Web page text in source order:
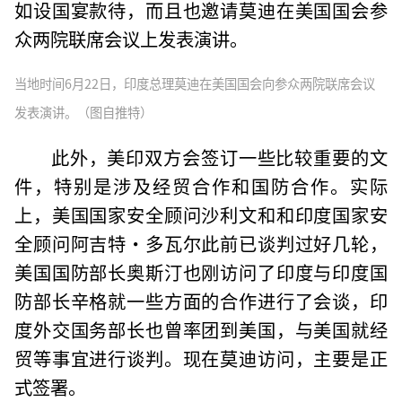
如设国宴款待，而且也邀请莫迪在美国国会参
众两院联席会议上发表演讲。
当地时间6月22日，印度总理莫迪在美国国会向参众两院联席会议
发表演讲。（图自推特）
此外，美印双方会签订一些比较重要的文
件，特别是涉及经贸合作和国防合作。实际
上，美国国家安全顾问沙利文和和印度国家安
全顾问阿吉特·多瓦尔此前已谈判过好几轮，
美国国防部长奥斯汀也刚访问了印度与印度国
防部长辛格就一些方面的合作进行了会谈，印
度外交国务部长也曾率团到美国，与美国就经
贸等事宜进行谈判。现在莫迪访问，主要是正
式签署。